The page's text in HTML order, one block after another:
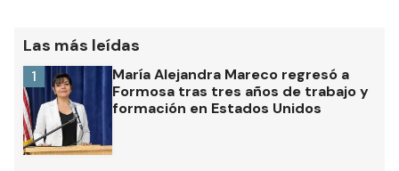
Las más leídas
María Alejandra Mareco regresó a
Formosa tras tres años de trabajo y
formación en Estados Unidos
1